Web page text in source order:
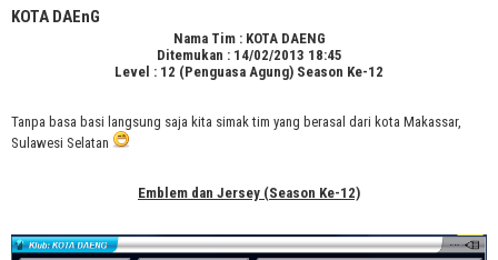
KOTA DAEnG
Nama Tim : KOTA DAENG
Ditemukan : 14/02/2013 18:45
Level : 12 (Penguasa Agung) Season Ke-12
Tanpa basa basi langsung saja kita simak tim yang berasal dari kota Makassar,
Sulawesi Selatan
Emblem dan Jersey (Season Ke-12)